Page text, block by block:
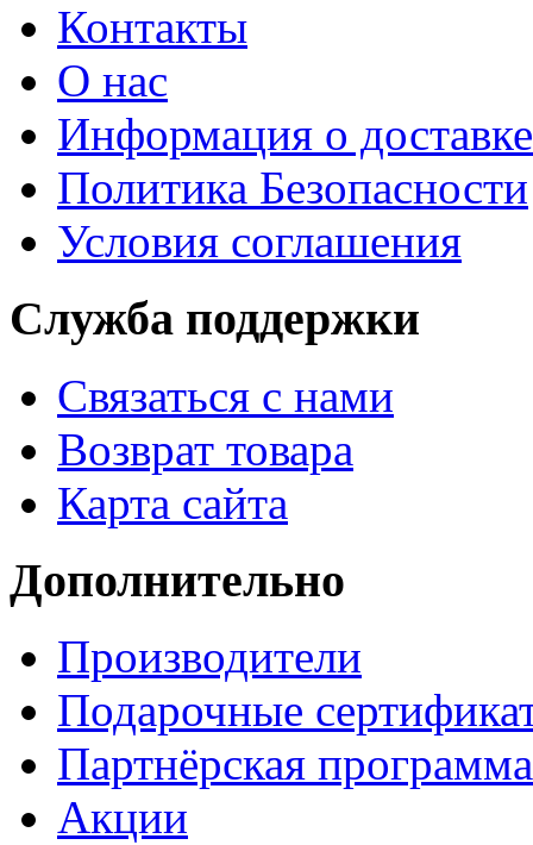
Контакты
О нас
Информация о доставке
Политика Безопасности
Условия соглашения
Служба поддержки
Связаться с нами
Возврат товара
Карта сайта
Дополнительно
Производители
Подарочные
Партнёрская программа
Акции